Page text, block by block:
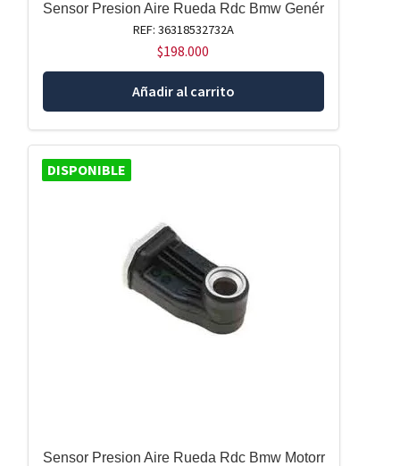
Sensor Presion Aire Rueda Rdc Bmw Genér
REF: 36318532732A
$198.000
Añadir al carrito
DISPONIBLE
Sensor Presion Aire Rueda Rdc Bmw Motorr